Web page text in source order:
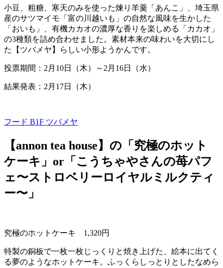
小豆、粗糖、寒天のみを使った煉り羊羹「あんこ」、埼玉県
産のサツマイモ「富の川越いも」の自然な風味を生かした
「おいも」、有機カカオの濃厚な香りを楽しめる「カカオ」
の3種類を詰め合わせました。素材本来の味わいを大切にし
た【ツバメヤ】らしい小形ようかんです。
投票期間： 2 月 10日（木）～ 2 月 16日（水）
結果発表：2月17日（木）
フード B1F ツバメヤ
【annon tea house】の「究極のホット
ケーキ」or「こうちゃやさんの苺パフ
ェ〜ストロベリーロイヤルミルクティ
ー〜」
究極のホットケーキ 1,320円
特製の銅板で一枚一枚じっくりと焼き上げた、絵本に出てく
る夢のようなホットケーキ。ふっくらしっとりとしたなめら